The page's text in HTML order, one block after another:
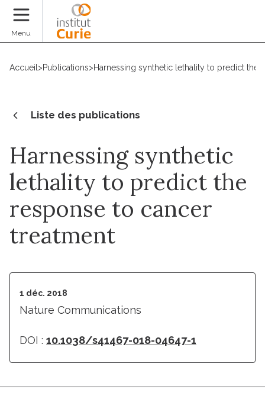
Menu
Accueil >Publications>Harnessing synthetic lethality to predict the
Liste des publications
Harnessing synthetic
lethality to predict the
response to cancer
treatment
1 déc. 2018
Nature Communications
DOI : 10.1038/s41467-018-04647-1